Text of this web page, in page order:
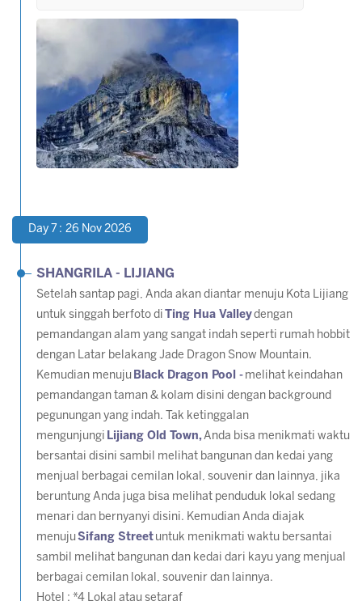
Day 7 : 26 Nov 2026
SHANGRILA - LIJIANG
Setelah santap pagi, Anda akan diantar menuju Kota Lijiang
untuk singgah berfoto di
Ting Hua Valleydengan
pemandangan alam yang sangat indah seperti rumah hobbit
dengan Latar belakang Jade Dragon Snow Mountain.
Kemudian menuju Black Dragon Pool - melihat keindahan
pemandangan taman & kolam disini dengan background
pegunungan yang indah. Tak ketinggalan
mengunjungi Lijiang Old Town,Anda bisa menikmati waktu
bersantai disini sambil melihat bangunan dan kedai yang
menjual berbagai cemilan lokal, souvenir dan lainnya, jika
beruntung Anda juga bisa melihat penduduk lokal sedang
menari dan bernyanyi disini. Kemudian Anda diajak
menujuSifang Street untuk menikmati waktu bersantai
sambil melihat bangunan dan kedai dari kayu yang menjual
berbagai cemilan lokal, souvenir dan lainnya.
Hotel : *4 Lokal atau setaraf